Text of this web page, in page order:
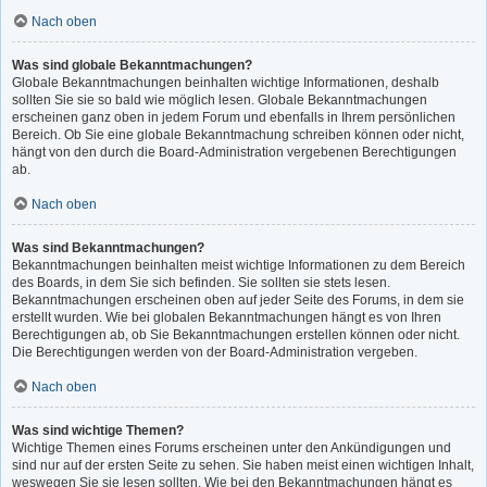
Nach oben
Was sind globale Bekanntmachungen?
Globale Bekanntmachungen beinhalten wichtige Informationen, deshalb
sollten Sie sie so bald wie möglich lesen. Globale Bekanntmachungen
erscheinen ganz oben in jedem Forum und ebenfalls in Ihrem persönlichen
Bereich. Ob Sie eine globale Bekanntmachung schreiben können oder nicht,
hängt von den durch die Board-Administration vergebenen Berechtigungen
ab.
Nach oben
Was sind Bekanntmachungen?
Bekanntmachungen beinhalten meist wichtige Informationen zu dem Bereich
des Boards, in dem Sie sich befinden. Sie sollten sie stets lesen.
Bekanntmachungen erscheinen oben auf jeder Seite des Forums, in dem sie
erstellt wurden. Wie bei globalen Bekanntmachungen hängt es von Ihren
Berechtigungen ab, ob Sie Bekanntmachungen erstellen können oder nicht.
Die Berechtigungen werden von der Board-Administration vergeben.
Nach oben
Was sind wichtige Themen?
Wichtige Themen eines Forums erscheinen unter den Ankündigungen und
sind nur auf der ersten Seite zu sehen. Sie haben meist einen wichtigen Inhalt,
weswegen Sie sie lesen sollten. Wie bei den Bekanntmachungen hängt es